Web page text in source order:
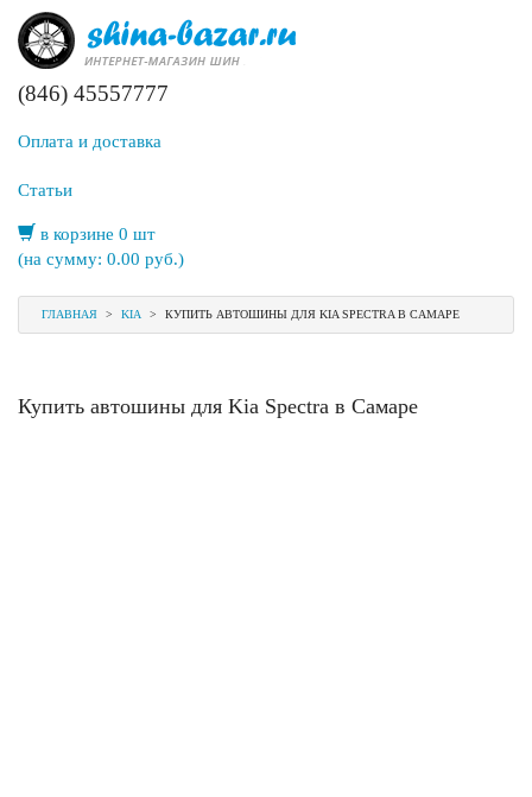
(846) 45557777
Оплата и доставка
Статьи
в корзине 0 шт
(на сумму: 0.00 руб.)
ГЛАВНАЯ > KIA > КУПИТЬ АВТОШИНЫ ДЛЯ KIA SPECTRA В САМАРЕ
Купить автошины для Kia Spectra в Самаре